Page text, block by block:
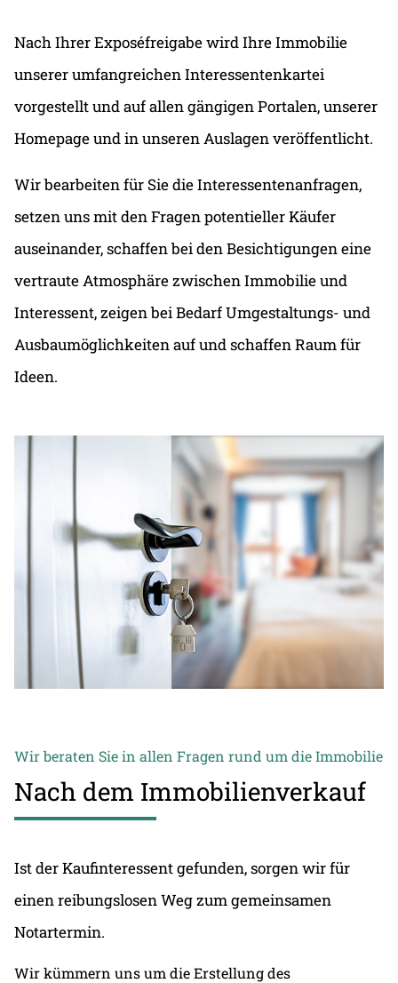
Nach Ihrer Exposéfreigabe wird Ihre Immobilie
unserer umfangreichen Interessentenkartei
vorgestellt und auf allen gängigen Portalen, unserer
Homepage und in unseren Auslagen veröffentlicht.
Wir bearbeiten für Sie die Interessentenanfragen,
setzen uns mit den Fragen potentieller Käufer
auseinander, schaffen bei den Besichtigungen eine
vertraute Atmosphäre zwischen Immobilie und
Interessent, zeigen bei Bedarf Umgestaltungs- und
Ausbaumöglichkeiten auf und schaffen Raum für
Ideen.
Nach dem Immobilienverkauf
Wir beraten Sie in allen Fragen rund um die Immobilie
Ist der Kaufinteressent gefunden, sorgen wir für
einen reibungslosen Weg zum gemeinsamen
Notartermin.
Wir kümmern uns um die Erstellung des